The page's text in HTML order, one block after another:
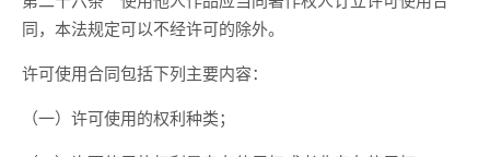
同，本法规定可以不经许可的除外。
许可使用合同包括下列主要内容：
（一）许可使用的权利种类；